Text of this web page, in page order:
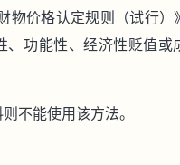
物价格认定规则（试行）
、功能性、经济性贬值或
不能使用该方法。